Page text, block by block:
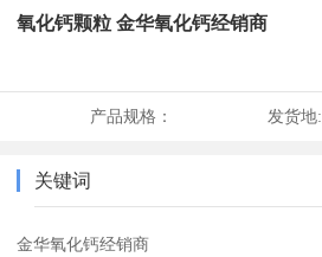
氧化钙颗粒 金华氧化钙经销商
产品规格： 发货地:
关键词
金华氧化钙经销商